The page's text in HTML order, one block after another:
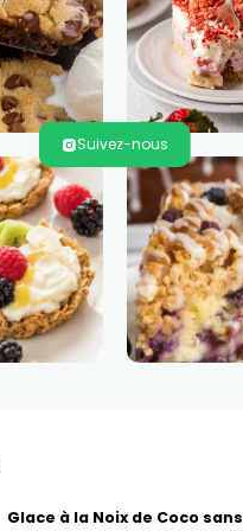
Suivez-nous
Glace à la Noix de Coco sans